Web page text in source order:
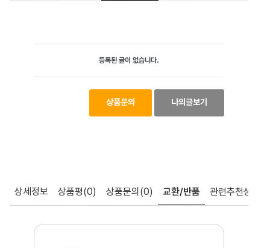
등록된 글이 없습니다.
상품문의 나의글보기
상세정보 상품평(0) 상품문의 (0) 교환/반품 관련추천상품